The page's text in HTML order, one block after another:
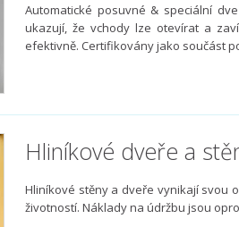
Automatické posuvné & speciální
ukazují, že vchody lze otevírat a
efektivně. Certifikovány jako součást
Hliníkové dveře a
Hliníkové stěny a dveře vynikají svou
životností. Náklady na údržbu jsou